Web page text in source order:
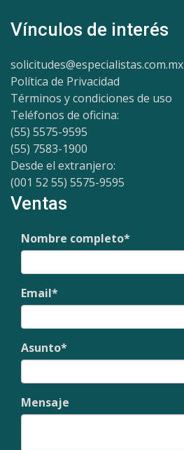
Vínculos de interés
solicitudes@especialistas.com.mx
Política de Privacidad
Términos y condiciones de uso
Teléfonos de oficina:
(55) 5575-9595
(55) 7583-1900
Desde el extranjero:
(001 52 55) 5575-9595
Ventas
Nombre completo*
Email*
Asunto*
Mensaje